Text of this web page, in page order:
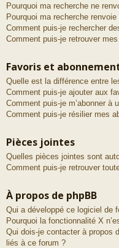
Pourquoi ma recherche ne
Pourquoi ma recherche
Comment puis-je rechercher
Comment puis-je retrouver
Favoris et
Quelle est la différence entre
Comment puis-je ajouter aux
Comment puis-je m’abonner à
Comment puis-je résilier mes
Pièces jointes
Quelles pièces jointes sont
Comment puis-je retrouver
À propos de phpBB
Qui a développé ce logiciel de
Pourquoi la fonctionnalité X
Qui dois-je contacter à propos
liés à ce forum ?